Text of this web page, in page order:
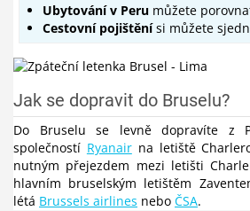
Ubytování v Perumůžete
Cestovní pojištěnísi můžete
Jak se dopravit do Bruselu?
Do Bruselu se levně dopravíte z
společností Ryanairna letiště
nutným přejezdem mezi letišti
hlavním bruselským letištěm
létá Brussels airlines nebo ČSA.